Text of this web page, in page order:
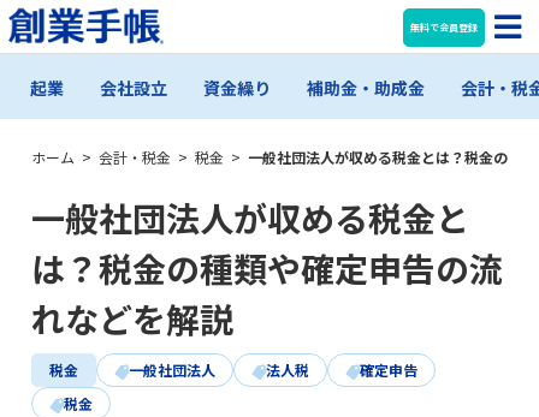
無料で会員登録
起業 会社設立 資金繰り 補助金・助成金 会計・税
ホーム > 会計・税金 > 税金 > 一般社団法人が収める税金とは？税金の種
一般社団法人が収める税金と
は？税金の種類や確定申告の流
れなどを解説
税金 一般社団法人 法人税
確定申告
税金